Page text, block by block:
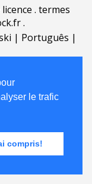
le trafic
compris!
. termes
.
| Português |
AI official partner of